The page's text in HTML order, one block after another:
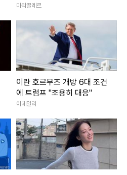
마리끌레르
이란 호르무즈 개방 6대 조건
에 트럼프 "조용히 대응"
이데일리